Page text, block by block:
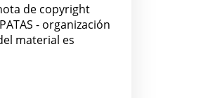
de copyright
- organización
material es